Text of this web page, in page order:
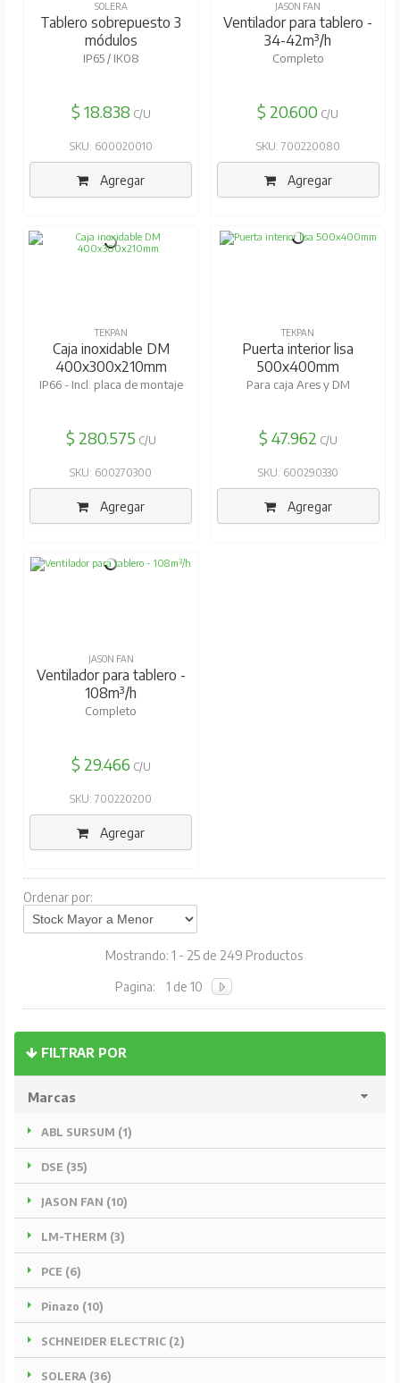
FILTRAR POR
Marcas
ABL SURSUM (1)
DSE (35)
JASON FAN (10)
LM-THERM (3)
PCE (6)
Pinazo (10)
SCHNEIDER ELECTRIC (2)
SOLERA (36)
SOLERA
Tablero sobrepuesto 3
módulos
IP65 / IK08
$ 18.838 C/U
SKU: 600020010
Agregar
JASON FAN
Ventilador para tablero -
34-42m³/h
Completo
$ 20.600 C/U
SKU: 700220080
Agregar
TEKPAN
Caja inoxidable DM
400x300x210mm
IP66 - Incl. placa de montaje
$ 280.575 C/U
SKU: 600270300
Agregar
TEKPAN
Puerta interior lisa
500x400mm
Para caja Ares y DM
$ 47.962 C/U
SKU: 600290330
Agregar
JASON FAN
Ventilador para tablero -
108m³/h
Completo
$ 29.466 C/U
SKU: 700220200
Agregar
Ordenar por:
Mostrando: 1 - 25 de 249 Productos
Pagina: 1 de 10